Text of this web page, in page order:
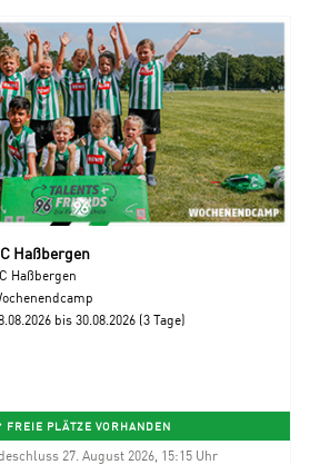
Haßbergen
Haßbergen
bis 30.08.2026 (3 Tage)
FREIE PLÄTZE VORHANDEN
27. August 2026, 15:15 Uhr